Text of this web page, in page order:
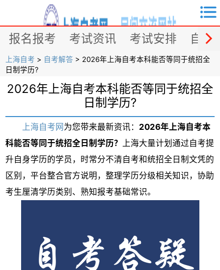

报名报考 考试资讯 考试安排 自考

上海自考 > 自考解答 > 2026年上海自考本科能否等同于统招全
日制学历?
2026年上海自考本科能否等同于统招全
日制学历?
上海自考网 为您带来最新资讯： 2026年上海自考本
科能否等同于统招全日制学历？ 上海大量计划通过自考提
升自身学历的学员，时常分不清自考和统招全日制文凭的
区别，平台整合官方说明，整理学历分级相关知识，协助
考生厘清学历类别、熟知报考基础常识。